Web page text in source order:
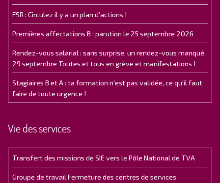
FSR : Circulez il y a un plan d’actions !
Premières affectations B : parution le 25 septembre 2026
Rendez-vous salarial : sans surprise, un rendez-vous manqué.
29 septembre Toutes et tous en grève et manifestations !
Stagiaires B et A : ta formation n'est pas validée, ce qu'il faut
faire de toute urgence !
Vie des services
Transfert des missions de SIE vers le Pôle National de TVA
Groupe de travail Fermeture des centres de services